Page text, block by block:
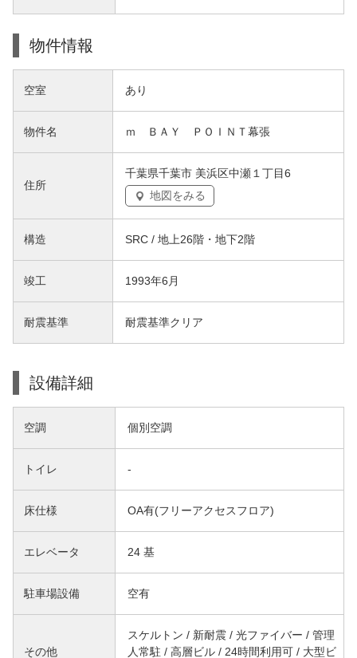
物件情報
空室 あり
物件名 ｍ ＢＡＹ ＰＯＩＮＴ幕張
住所
千葉県千葉市 美浜区中瀬１丁目6
地図をみる
構造 SRC / 地上26階・地下2階
竣工 1993年6月
耐震基準 耐震基準クリア
設備詳細
空調 個別空調
トイレ -
床仕様 OA有(フリーアクセスフロア)
エレベータ 24 基
駐車場設備 空有
その他
スケルトン / 新耐震 / 光ファイバー / 管理
人常駐 / 高層ビル / 24時間利用可 / 大型ビ